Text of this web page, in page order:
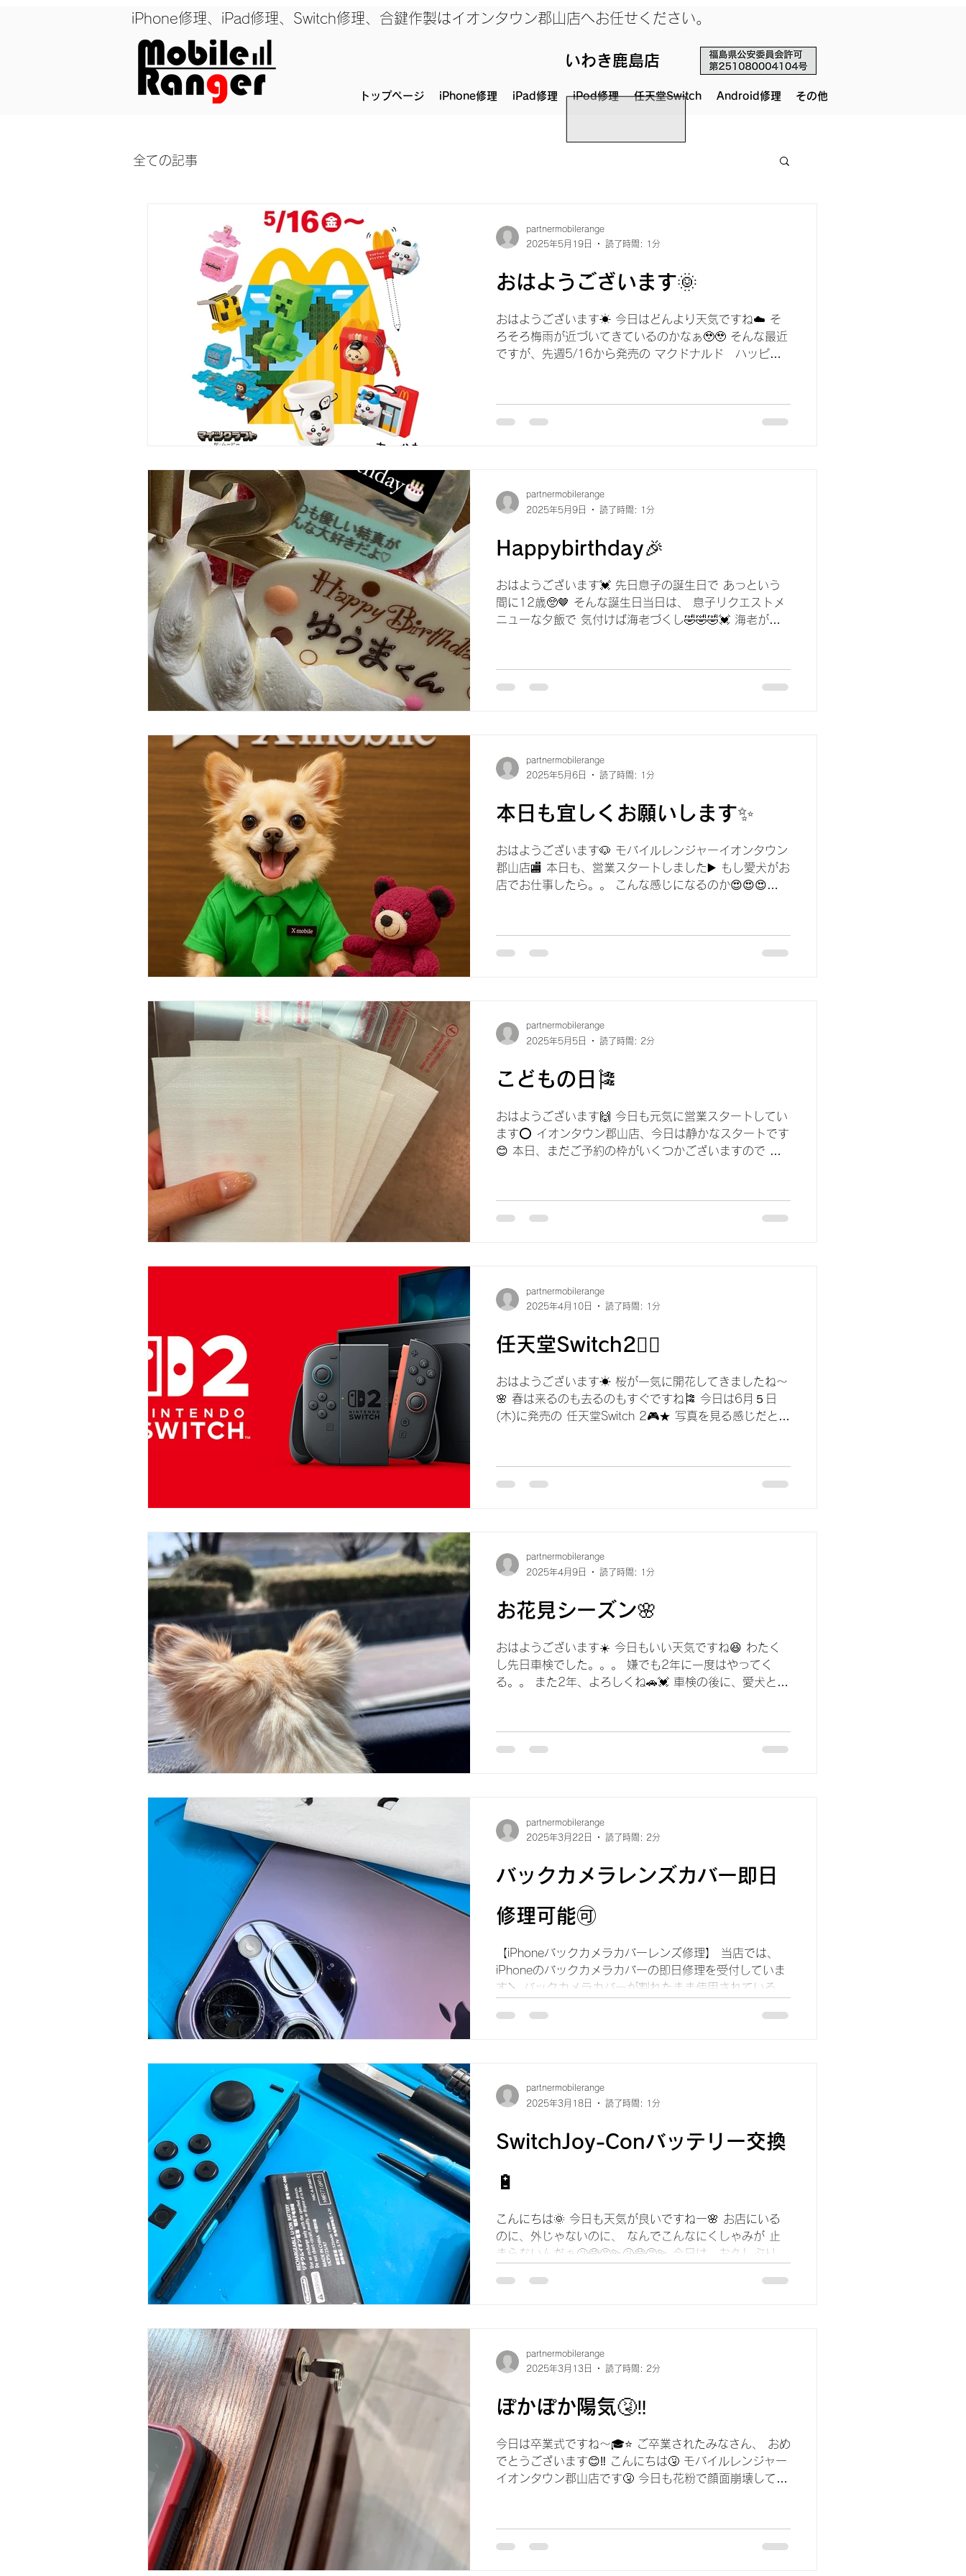
全ての記事
おはようございます🌞
おはようございます☀ 今日はどんより天気ですね☁️ そ
ろそろ梅雨が近づいてきているのかなぁ🥹🥹 そんな最近
ですが、先週5/16から発売の マクドナルド ハッピー
partnermobilerange
2025年5月19日
読了時間: 1分
Happybirthday🎉
おはようございます💓 先日息子の誕生日で あっという
間に12歳🥺🤎 そんな誕生日当日は、 息子リクエストメ
ニューな夕飯で 気付けば海老づくし🤣🤣🤣💓 海老が大
partnermobilerange
2025年5月9日
読了時間: 1分
本日も宜しくお願いします✨
おはようございます🐶 モバイルレンジャーイオンタウン
郡山店🏬 本日も、営業スタートしました▶️ もし愛犬がお
店でお仕事したら。。 こんな感じになるのか😍😍😍
partnermobilerange
2025年5月6日
読了時間: 1分
こどもの日🎏
おはようございます🙌 今日も元気に営業スタートしてい
ます⭕️ イオンタウン郡山店、今日は静かなスタートです
😊 本日、まだご予約の枠がいくつかございますので ぜ
partnermobilerange
2025年5月5日
読了時間: 2分
任天堂Switch2❤️‍🔥
おはようございます☀ 桜が一気に開花してきましたね〜
🌸 春は来るのも去るのもすぐですね🎏 今日は6月５日
(木)に発売の 任天堂Switch 2🎮★ 写真を見る感じだと、
partnermobilerange
2025年4月10日
読了時間: 1分
お花見シーズン🌸
おはようございます☀️ 今日もいい天気ですね😆 わたく
し先日車検でした。。。 嫌でも2年に一度はやってく
る。。 また2年、よろしくね🚗💓 車検の後に、愛犬とお
partnermobilerange
2025年4月9日
読了時間: 1分
バックカメラレンズカバー即日
修理可能🉑
【iPhoneバックカメラカバーレンズ修理】 当店では、
iPhoneのバックカメラカバーの即日修理を受付していま
す🪛 バックカメラカバーが割れたまま使用されている方
に埃や水分が侵入していしまい、カメラで撮影した際に
partnermobilerange
2025年3月22日
読了時間: 2分
SwitchJoy-Conバッテリー交換
🔋
こんにちは🌞 今日も天気が良いですねー🌸 お店にいる
のに、外じゃないのに、 なんでこんなにくしゃみが 止
まらないんだぁ🤧😷😵‍💫🤧😷😵‍💫 今日は、お久しぶりに
に入って...
partnermobilerange
2025年3月18日
読了時間: 1分
ぽかぽか陽気🤧‼️
今日は卒業式ですね〜🎓⭐️ ご卒業されたみなさん、 おめ
でとうございます😊‼️ こんにちは🤧 モバイルレンジャー
イオンタウン郡山店です🤧 今日も花粉で顔面崩壊してま
partnermobilerange
2025年3月13日
読了時間: 2分
iPhone修理、iPad修理、Switch修理、合鍵作製はイオンタウン郡山店へお任せください。
トップページ iPhone修理 iPad修理 iPod修理 任天堂Switch Android修理 その他
いわき鹿島店